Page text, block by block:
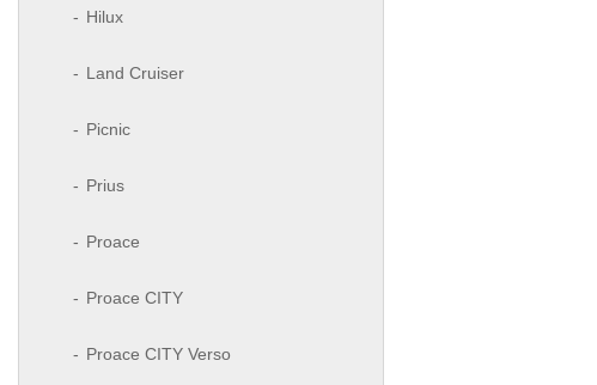
Hilux
Land Cruiser
Picnic
Prius
Proace
Proace CITY
Proace CITY Verso